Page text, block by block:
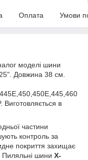
Оплата Умови
моделі шини
Довжина 38 см.
в
частини
контроль за
покриття захищає
Пиляльні шини X-